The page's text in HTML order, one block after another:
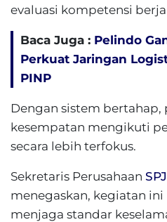
evaluasi kompetensi
Baca Juga : Pelindo
Perkuat Jaringan
PINP
Dengan sistem
kesempatan mengikuti
secara lebih terfokus.
Sekretaris Perusahaan
menegaskan, kegiatan
menjaga standar